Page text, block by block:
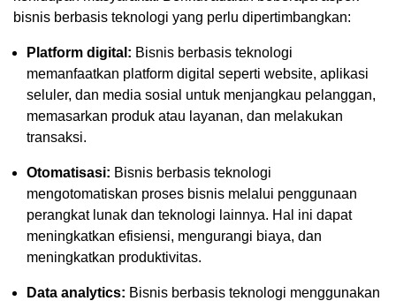
bisnis berbasis teknologi yang perlu dipertimbangkan:
Platform digital: Bisnis berbasis teknologi
memanfaatkan platform digital seperti website, aplikasi
seluler, dan media sosial untuk menjangkau pelanggan,
memasarkan produk atau layanan, dan melakukan
transaksi.
Otomatisasi: Bisnis berbasis teknologi
mengotomatiskan proses bisnis melalui penggunaan
perangkat lunak dan teknologi lainnya. Hal ini dapat
meningkatkan efisiensi, mengurangi biaya, dan
meningkatkan produktivitas.
Data analytics: Bisnis berbasis teknologi menggunakan